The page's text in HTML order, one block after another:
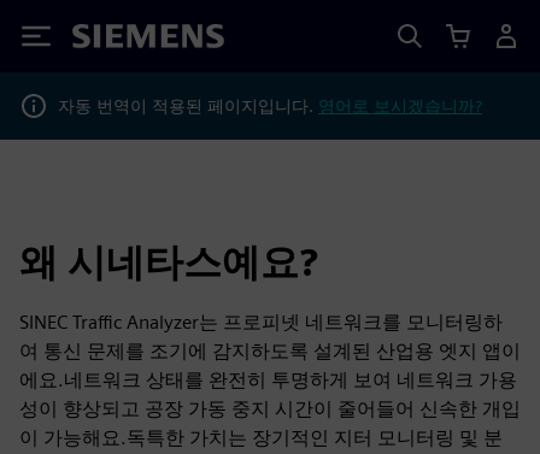
Siemens
자동 번역이 적용된 페이지입니다. 영어로 보시겠습니까?
왜 시네타스예요?
SINEC Traffic Analyzer는 프로피넷 네트워크를 모니터링하
여 통신 문제를 조기에 감지하도록 설계된 산업용 엣지 앱이
에요.네트워크 상태를 완전히 투명하게 보여 네트워크 가용
성이 향상되고 공장 가동 중지 시간이 줄어들어 신속한 개입
이 가능해요.독특한 가치는 장기적인 지터 모니터링 및 분